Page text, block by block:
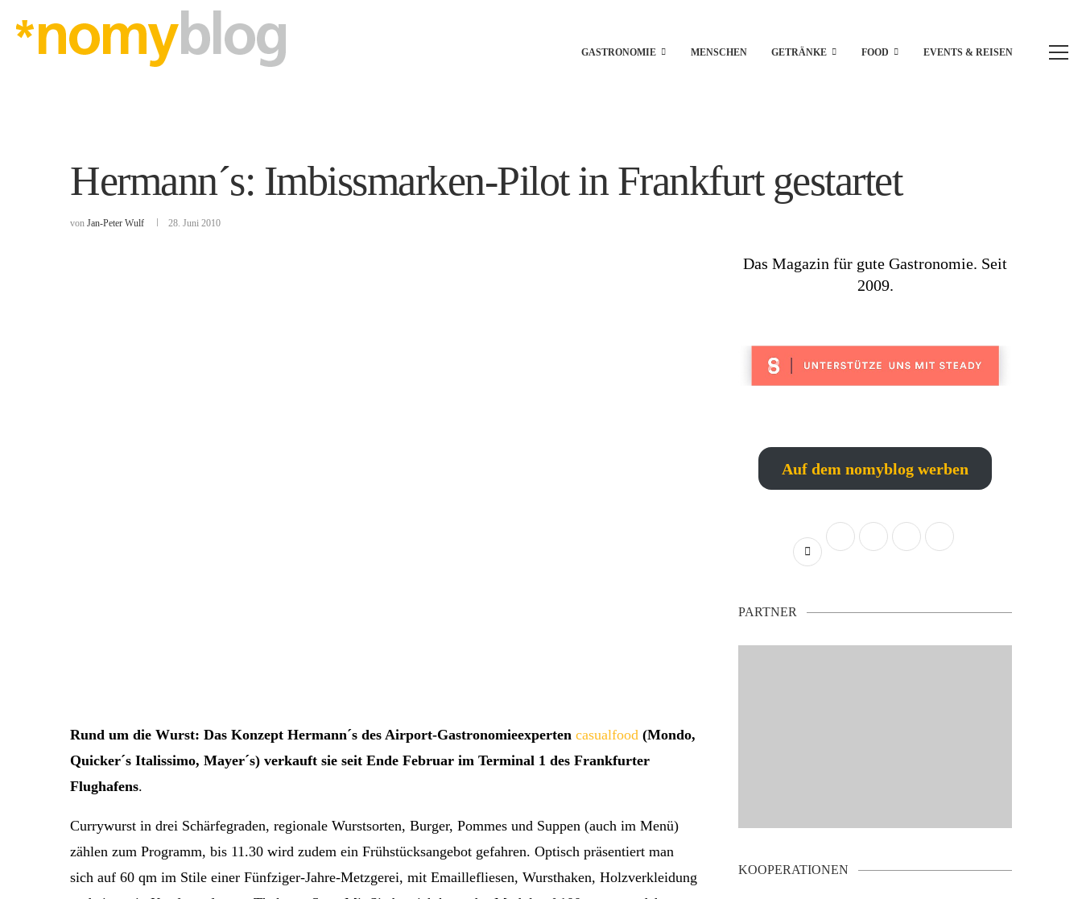
GASTRONOMIE MENSCHEN GETRÄNKE FOOD EVENTS & REISEN
Hermann´s: Imbissmarken-Pilot in Frankfurt gestartet
von Jan-Peter Wulf 28. Juni 2010
Rund um die Wurst: Das Konzept Hermann´s des Airport-Gastronomieexperten casualfood (Mondo,
Quicker´s Italissimo, Mayer´s) verkauft sie seit Ende Februar im Terminal 1 des Frankfurter
Flughafens.
Currywurst in drei Schärfegraden, regionale Wurstsorten, Burger, Pommes und Suppen (auch im Menü)
zählen zum Programm, bis 11.30 wird zudem ein Frühstücksangebot gefahren. Optisch präsentiert man
sich auf 60 qm im Stile einer Fünfziger-Jahre-Metzgerei, mit Emaillefliesen, Wursthaken, Holzverkleidung
Das Magazin für gute Gastronomie. Seit
2009.
Auf dem nomyblog werben
PARTNER
KOOPERATIONEN